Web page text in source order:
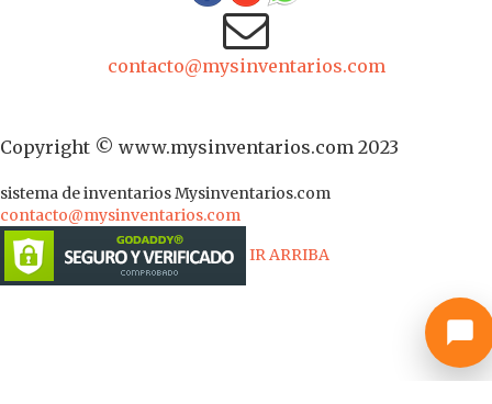
contacto@mysinventarios.com
Copyright © www.mysinventarios.com 2023
sistema de inventariosMysinventarios.com
contacto@mysinventarios.com
IR ARRIBA